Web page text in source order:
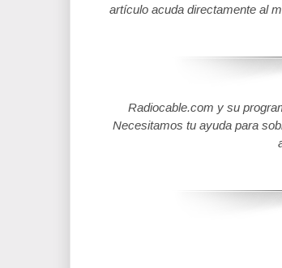
artículo acuda directamente al
Radiocable.com y su
Necesitamos tu ayuda para